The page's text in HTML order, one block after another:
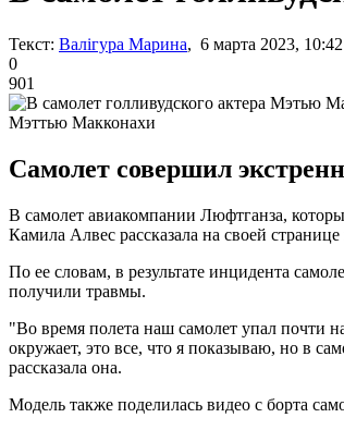
Текст: Валігура Марина, 6 марта 2023, 10:42
0
901
Мэттью Макконахи
Самолет совершил
В самолет авиакомпании Люфтганза,
Камила Алвес рассказала на своей странице
По ее словам, в результате инцидента
получили травмы.
"Во время полета наш самолет упал почти
окружает, это все, что я показываю, но в
рассказала она.
Модель также поделилась видео с борта